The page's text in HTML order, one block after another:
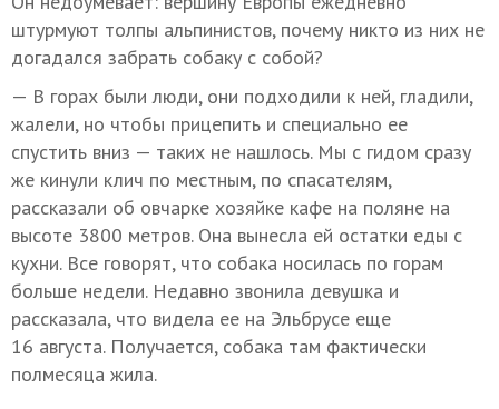
штурмуют толпы альпинистов, почему никто из них не
догадался забрать собаку с собой?
— В горах были люди, они подходили к ней, гладили,
жалели, но чтобы прицепить и специально ее
спустить вниз — таких не нашлось. Мы с гидом сразу
же кинули клич по местным, по спасателям,
рассказали об овчарке хозяйке кафе на поляне на
высоте 3800 метров. Она вынесла ей остатки еды с
кухни. Все говорят, что собака носилась по горам
больше недели. Недавно звонила девушка и
рассказала, что видела ее на Эльбрусе еще
16 августа. Получается, собака там фактически
полмесяца жила.